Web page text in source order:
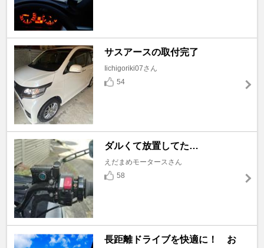
サスアースの取付完了
Iichigoriki07さん
54
ダルくて放置してた…
えだまめモータースさん
58
長距離ドライブを快適に！ お